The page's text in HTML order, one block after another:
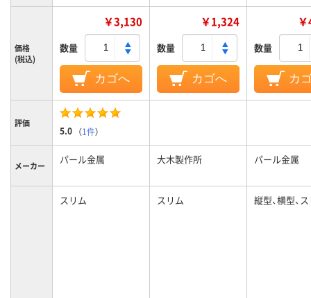
価格
(税込)
￥3,130
数量
カゴへ
￥1,324
数量
カゴへ
数量
カ
評価
5.0 （1件）
メーカー パール金属 大木製作所 パール金属
スリム スリム 縦型、横型、